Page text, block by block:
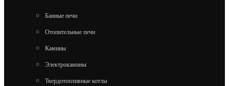
Банные печи
Отопительные печи
Камины
Электрокамины
Твердотопливные котлы